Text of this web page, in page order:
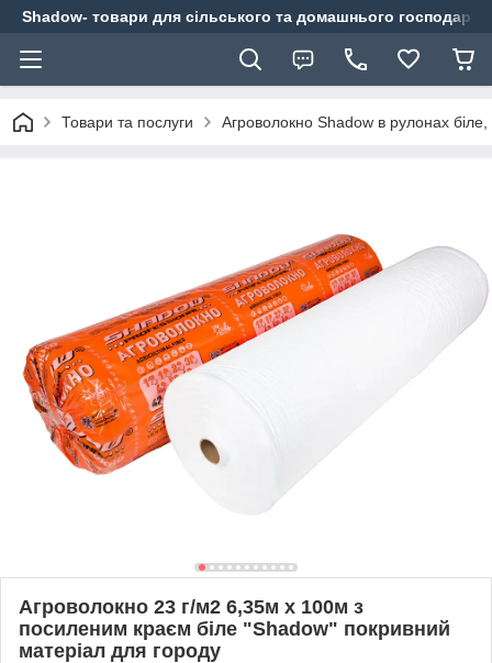
Shadow- товари для сільського та домашнього
Товари та послуги Агроволокно Shadow в рулонах
Агроволокно 23 г/м2 6,35м х 100м з
посиленим краєм біле "Shadow" покривний
матеріал для городу